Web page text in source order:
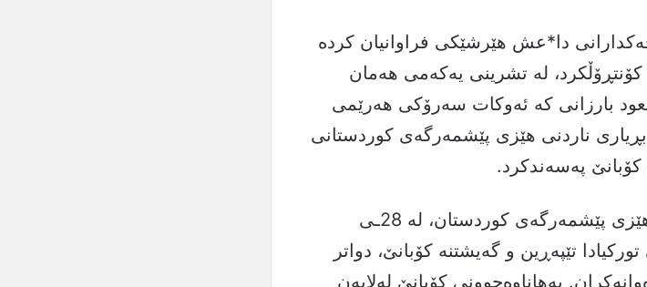
له‌ ئه‌یلوولى 2014 ـدا، چه‌كدارانى دا*عش هێرشێكى فراوانیان كرده‌
شارەکەیان كۆنتڕۆڵكرد، له‌ تشرینى یه‌كه‌مى هەمان
بارزانى کە ئەوکات سه‌رۆكى هه‌رێمى
ناردنى هێزى پێشمه‌رگه‌ى كوردستانى
په‌سه‌ندكرد.
150 پێشمەرگە وەک یەکەم کاروانی هێزی پێشمەرگەی کوردستان، لە 28ـی
بەنێو خاکی تورکیادا تێپەڕین و گەیشتنە کۆبانێ، دواتر
بەهاناوەچوونی کۆبانێ لەلایەن